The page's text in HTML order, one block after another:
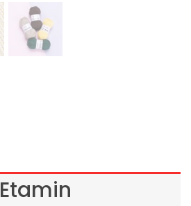
Etamin